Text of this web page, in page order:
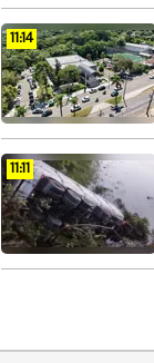
11:14
11:11